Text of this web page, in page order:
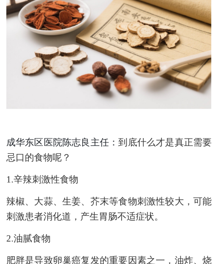
成华东区医院陈志良主任：到底什么才是真正需要
忌口的食物呢？
1.辛辣刺激性食物
辣椒、大蒜、生姜、芥末等食物刺激性较大，可能
刺激患者消化道，产生胃肠不适症状。
2.油腻食物
肥胖是导致卵巢癌复发的重要因素之一，油炸、烧